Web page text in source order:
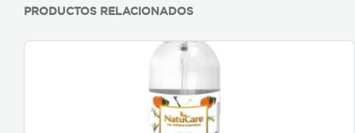
PRODUCTOS RELACIONADOS